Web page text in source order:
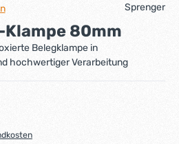
von 0 von 5 Sternen
Sprenger
80mm
Belegklampe in
hochwertiger Verarbeitung